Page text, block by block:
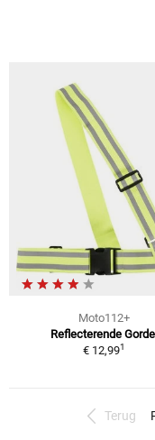
Moto112+
Reflecterende
€ 12,991
Terug